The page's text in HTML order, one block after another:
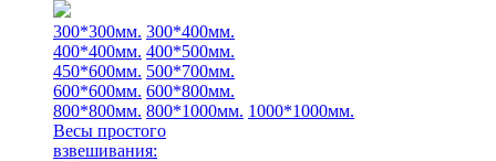
300*300мм. 300*400мм.
400*400мм. 400*500мм.
450*600мм. 500*700мм.
600*600мм. 600*800мм.
800*800мм. 800*1000мм. 1000*1000мм.
Весы простого
взвешивания: